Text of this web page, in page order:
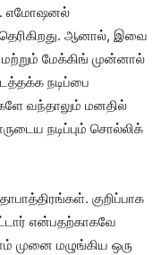
எமோஷனல்
ஆனால், இவை
மேக்கிங் முன்னால்
நடிப்பை
வந்தாலும் மனதில்
நடிப்பும் சொல்லிக்
குறிப்பாக
என்பதற்காகவே
முனை மழுங்கிய ஒரு